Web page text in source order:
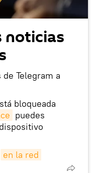
noticias
Telegram a
bloqueada
puedes
en la red